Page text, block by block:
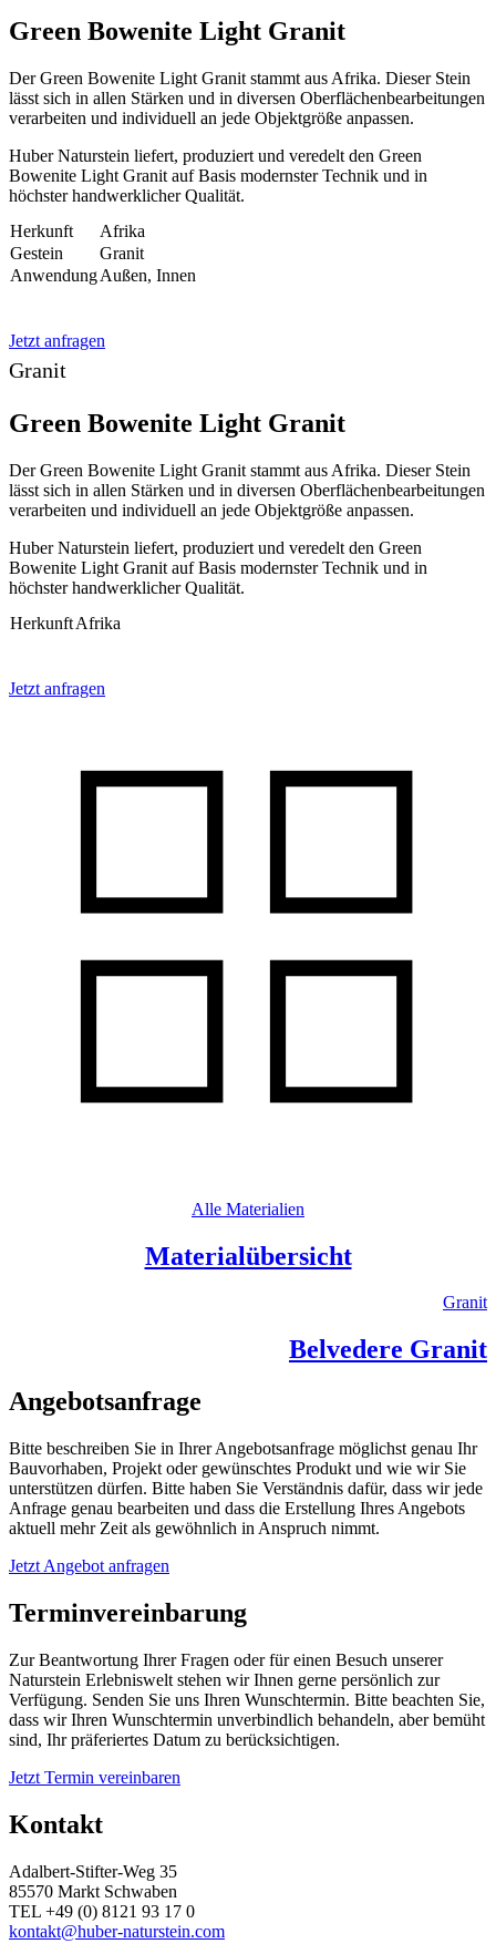
Green Bowenite Light Granit
Der Green Bowenite Light Granit stammt aus Afrika. Dieser Stein
lässt sich in allen Stärken und in diversen Oberflächenbearbeitungen
verarbeiten und individuell an jede Objektgröße anpassen.
Huber Naturstein liefert, produziert und veredelt den Green
Bowenite Light Granit auf Basis modernster Technik und in
höchster handwerklicher Qualität.
Herkunft
Afrika
Gestein
Granit
AnwendungAußen, Innen
Jetzt anfragen
Granit
Green Bowenite Light Granit
Der Green Bowenite Light Granit stammt aus Afrika. Dieser Stein
lässt sich in allen Stärken und in diversen Oberflächenbearbeitungen
verarbeiten und individuell an jede Objektgröße anpassen.
Huber Naturstein liefert, produziert und veredelt den Green
Bowenite Light Granit auf Basis modernster Technik und in
höchster handwerklicher Qualität.
HerkunftAfrika
Jetzt anfragen
Alle Materialien
Materialübersicht
Granit
Belvedere Granit
Angebotsanfrage
Bitte beschreiben Sie in Ihrer Angebotsanfrage möglichst genau Ihr
Bauvorhaben, Projekt oder gewünschtes Produkt und wie wir Sie
unterstützen dürfen. Bitte haben Sie Verständnis dafür, dass wir jede
Anfrage genau bearbeiten und dass die Erstellung Ihres Angebots
aktuell mehr Zeit als gewöhnlich in Anspruch nimmt.
Jetzt Angebot anfragen
Terminvereinbarung
Zur Beantwortung Ihrer Fragen oder für einen Besuch unserer
Naturstein Erlebniswelt stehen wir Ihnen gerne persönlich zur
Verfügung. Senden Sie uns Ihren Wunschtermin. Bitte beachten Sie,
dass wir Ihren Wunschtermin unverbindlich behandeln, aber bemüht
sind, Ihr präferiertes Datum zu berücksichtigen.
Jetzt Termin vereinbaren
Kontakt
Adalbert-Stifter-Weg 35
85570 Markt Schwaben
TEL +49 (0) 8121 93 17 0
kontakt@huber-naturstein.com